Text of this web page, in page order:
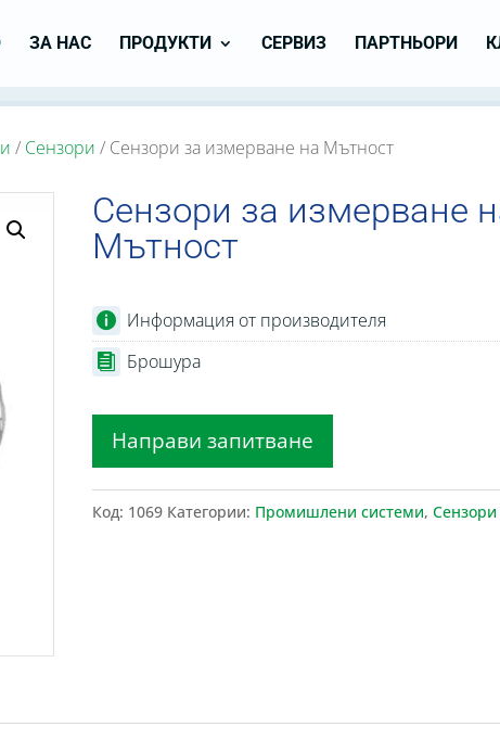
ЗА НАС ПРОДУКТИ СЕРВИЗ ПАРТНЬОРИ
/ Сензори / Сензори за измерване на Мътност
Сензори за измерване
Мътност
Информация от производителя
Брошура
Направи запитване
Код: 1069 Категории: Промишлени системи,Сензори